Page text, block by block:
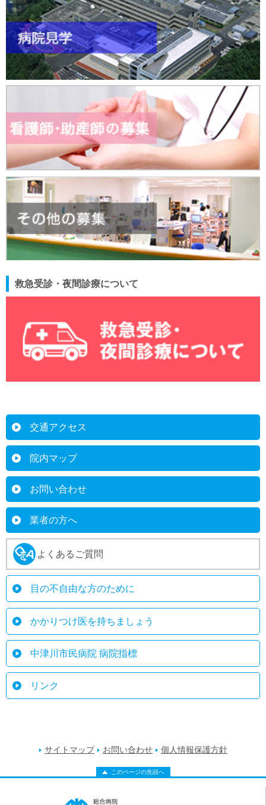
救急受診・夜間診療について
交通アクセス
院内マップ
お問い合わせ
業者の方へ
よくあるご質問
目の不自由な方のために
かかりつけ医を持ちましょう
中津川市民病院 病院指標
リンク
サイトマップ お問い合わせ 個人情報保護方針
このページの先頭へ